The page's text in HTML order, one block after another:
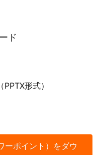
ド
形式）
ーポイント）をダウ